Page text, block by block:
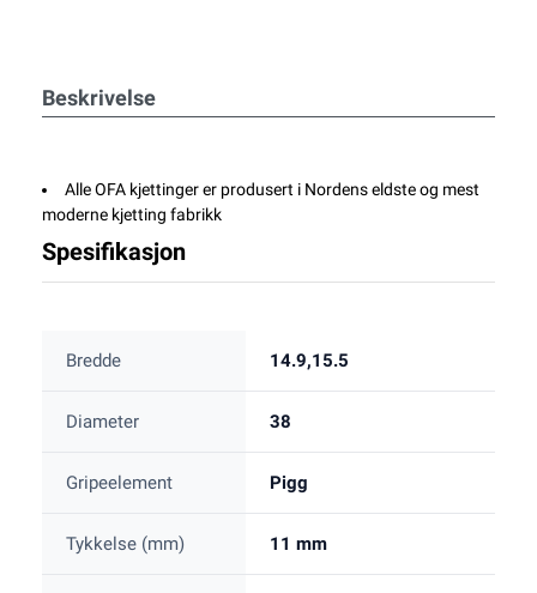
Beskrivelse
Alle OFA kjettinger er produsert i Nordens eldste og mest
moderne kjetting fabrikk
Spesifikasjon
Bredde 14.9,15.5
Diameter 38
Gripeelement Pigg
Tykkelse (mm) 11 mm